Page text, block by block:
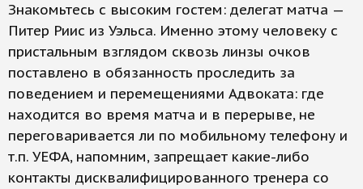
Знакомьтесь с высоким гостем: делегат матча —
Питер Риис из Уэльса. Именно этому человеку с
пристальным взглядом сквозь линзы очков
поставлено в обязанность проследить за
поведением и перемещениями Адвоката: где
находится во время матча и в перерыве, не
переговаривается ли по мобильному телефону и
т.п. УЕФА, напомним, запрещает какие-либо
контакты дисквалифицированного тренера со